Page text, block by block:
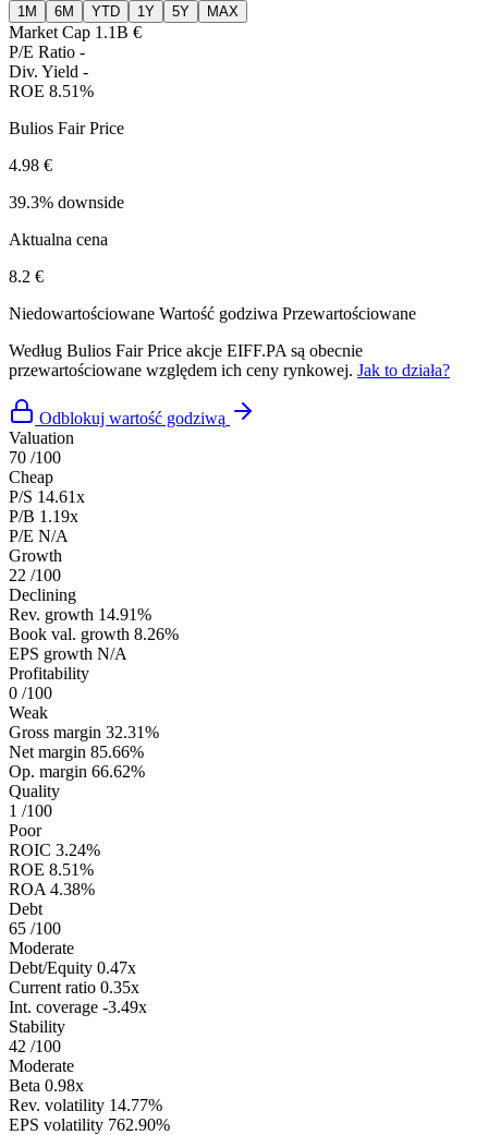
1M 6M YTD 1Y 5Y MAX
Market Cap 1.1B €
P/E Ratio -
Div. Yield -
ROE 8.51%
Bulios Fair Price
4.98 €
39.3% downside
Aktualna cena
8.2 €
Niedowartościowane Wartość godziwa Przewartościowane
Według Bulios Fair Price akcje EIFF.PA są obecnie
przewartościowane względem ich ceny rynkowej. Jak to działa?
Odblokuj wartość godziwą
Valuation
70 /100
Cheap
P/S 14.61x
P/B 1.19x
P/E N/A
Growth
22 /100
Declining
Rev. growth 14.91%
Book val. growth 8.26%
EPS growth N/A
Profitability
0 /100
Weak
Gross margin 32.31%
Net margin 85.66%
Op. margin 66.62%
Quality
1 /100
Poor
ROIC 3.24%
ROE 8.51%
ROA 4.38%
Debt
65 /100
Moderate
Debt/Equity 0.47x
Current ratio 0.35x
Int. coverage -3.49x
Stability
42 /100
Moderate
Beta 0.98x
Rev. volatility 14.77%
EPS volatility 762.90%